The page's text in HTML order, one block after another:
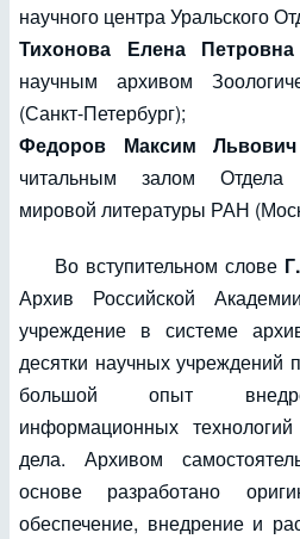
научного центра Уральского
Тихонова Елена Петровна
научным архивом
(Санкт-Петербург);
Федоров Максим Львович
читальным залом Отдела
мировой литературы РАН
Во вступительном слове
Архив Российской
учреждение в системе
десятки научных учреждений
большой опыт
информационных
дела. Архивом
основе разработано
обеспечение, внедрение и